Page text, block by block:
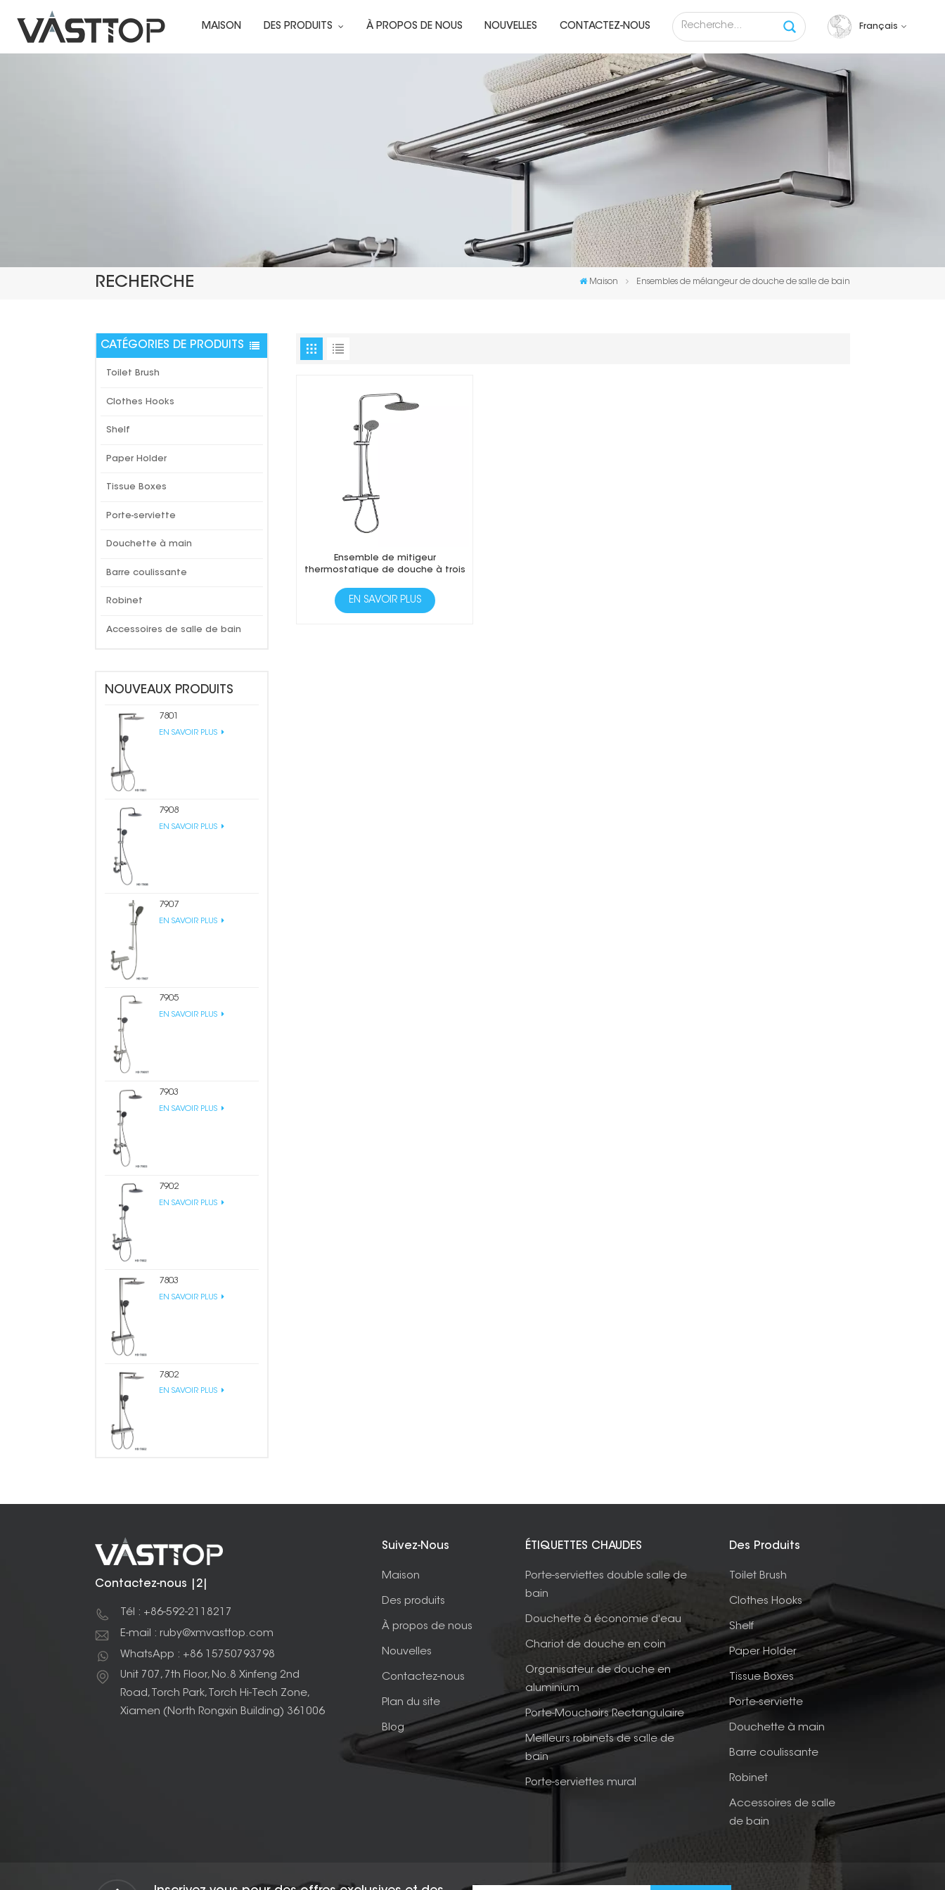
MAISON DES PRODUITS À PROPOS DE NOUS NOUVELLES CONTACTEZ-NOUS Français
English
français
русский
español
RECHERCHE Maison Ensembles de mélangeur de douche de salle de bain
CATÉGORIES DE PRODUITS
Toilet Brush
Clothes Hooks
Shelf
Paper Holder
Tissue Boxes
Porte-serviette
Douchette à main
Barre coulissante
Robinet
Accessoires de salle de bain
NOUVEAUX PRODUITS
7801
EN SAVOIR PLUS
7908
EN SAVOIR PLUS
7907
EN SAVOIR PLUS
7905
EN SAVOIR PLUS
7903
EN SAVOIR PLUS
7902
EN SAVOIR PLUS
7803
EN SAVOIR PLUS
7802
EN SAVOIR PLUS
Ensemble de mitigeur
thermostatique de douche à trois
EN SAVOIR PLUS
Contactez-nous |2|
Tél : +86-592-2118217
E-mail : ruby@xmvasttop.com
WhatsApp : +86 15750793798
Unit 707, 7th Floor, No.8 Xinfeng 2nd
Road, Torch Park, Torch Hi-Tech Zone,
Xiamen (North Rongxin Building) 361006
Suivez-Nous
Maison
Des produits
À propos de nous
Nouvelles
Contactez-nous
Plan du site
Blog
ÉTIQUETTES CHAUDES
Porte-serviettes double salle de
bain
Douchette à économie d'eau
Chariot de douche en coin
Organisateur de douche en
aluminium
Porte-Mouchoirs Rectangulaire
Meilleurs robinets de salle de
bain
Porte-serviettes mural
Des Produits
Toilet Brush
Clothes Hooks
Shelf
Paper Holder
Tissue Boxes
Porte-serviette
Douchette à main
Barre coulissante
Robinet
Accessoires de salle
de bain